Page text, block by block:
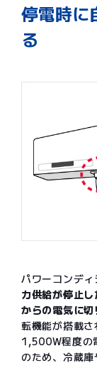
停電時に
る
パワーコンデ
力供給が停止
からの電気に
転機能が搭載さ
1,500W程度の
のため、冷蔵